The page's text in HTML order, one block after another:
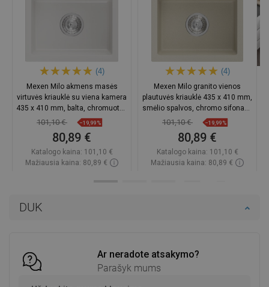
DUK
Ar neradote atsakymo?
Parašyk mums
(4)
Mexen Milo akmens masės
virtuvės kriauklė su viena kamera
435 x 410 mm, balta, chromuotas
sifonas - 6505441000-20
101,10 € −19,99%
80,89 €
Katalogo kaina: 101,10 €
Mažiausia kaina: 80,89 €
(4)
Mexen Milo granito vienos
plautuvės kriauklė 435 x 410 mm,
smėlio spalvos, chromo sifonas -
6505441000-69
101,10 € −19,99%
80,89 €
Katalogo kaina: 101,10 €
Mažiausia kaina: 80,89 €